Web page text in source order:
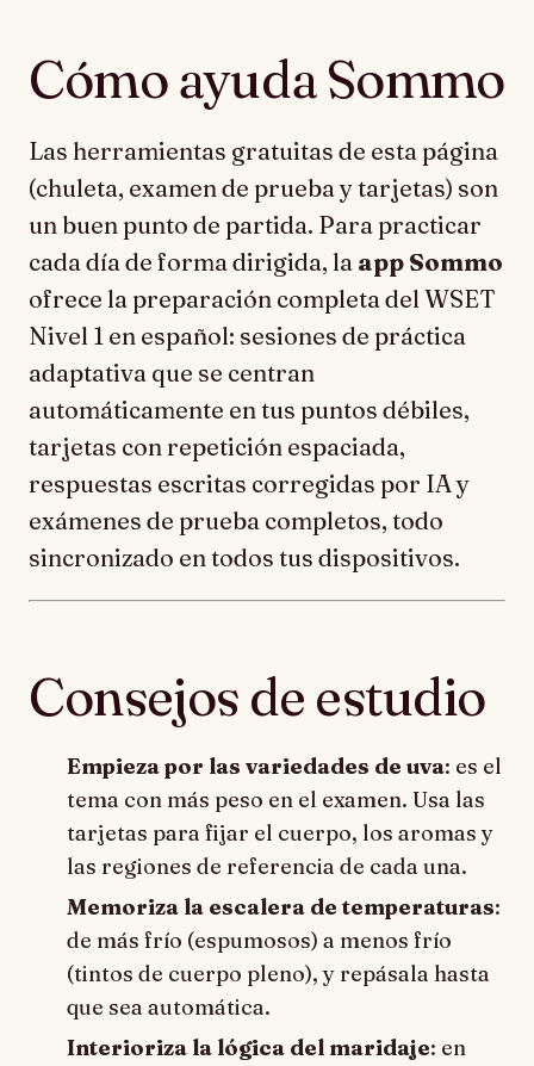
Cómo ayuda Sommo
Las herramientas gratuitas de esta página
(chuleta, examen de prueba y tarjetas) son
un buen punto de partida. Para practicar
cada día de forma dirigida, la app Sommo
ofrece la preparación completa del WSET
Nivel 1 en español: sesiones de práctica
adaptativa que se centran
automáticamente en tus puntos débiles,
tarjetas con repetición espaciada,
respuestas escritas corregidas por IA y
exámenes de prueba completos, todo
sincronizado en todos tus dispositivos.
Consejos de estudio
Empieza por las variedades de uva: es el
tema con más peso en el examen. Usa las
tarjetas para fijar el cuerpo, los aromas y
las regiones de referencia de cada una.
Memoriza la escalera de temperaturas:
de más frío (espumosos) a menos frío
(tintos de cuerpo pleno), y repásala hasta
que sea automática.
Interioriza la lógica del maridaje: en